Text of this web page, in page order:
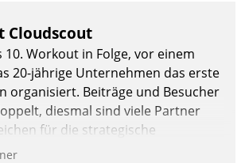
optimierte und automatisierte
darf nicht zu viel erwarten: Allein
einer neuen Software ist es nicht
erfordert von Unternehmen
sich zu überprüfen, zu hinterfragen
10. Workout in Folge, vor einem
20-jährige Unternehmen das erste
organisiert. Beiträge und Besucher
diesmal sind viele Partner
für die strategische
den Kunden.